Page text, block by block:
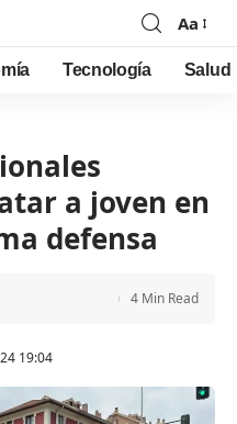
Font
Resizer
Aa
Tecnología Salud
a joven en
defensa
19:04
4 Min Read